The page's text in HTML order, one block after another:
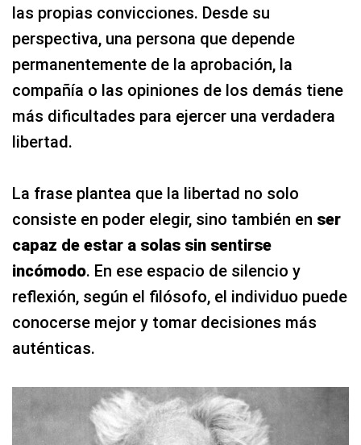
las propias convicciones. Desde su
perspectiva, una persona que depende
permanentemente de la aprobación, la
compañía o las opiniones de los demás tiene
más dificultades para ejercer una verdadera
libertad.
La frase plantea que la libertad no solo
consiste en poder elegir, sino también en ser
capaz de estar a solas sin sentirse
incómodo. En ese espacio de silencio y
reflexión, según el filósofo, el individuo puede
conocerse mejor y tomar decisiones más
auténticas.